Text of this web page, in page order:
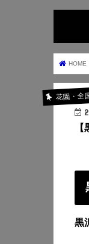
HOME
花園・全
黒